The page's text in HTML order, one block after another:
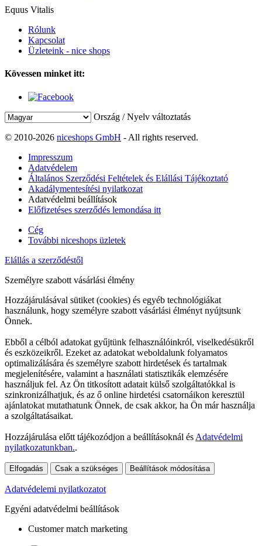
Equus Vitalis
Rólunk
Kapcsolat
Üzleteink - nice shops
Kövessen minket itt:
Ország / Nyelv változtatás
© 2010-2026 niceshops GmbH - All rights reserved.
Impresszum
Adatvédelem
Általános Szerződési Feltételek és Elállási Tájékoztató
Akadálymentesítési nyilatkozat
Adatvédelmi beállítások
Előfizetéses szerződés lemondása itt
Cég
További niceshops üzletek
Elállás a szerződéstől
Személyre szabott vásárlási élmény
Hozzájárulásával sütiket (cookies) és egyéb technológiákat
használunk, hogy személyre szabott vásárlási élményt nyújtsunk
Önnek.
Ebből a célból adatokat gyűjtünk felhasználóinkról, viselkedésükről
és eszközeikről. Ezeket az adatokat weboldalunk folyamatos
optimalizálására és személyre szabott hirdetések és tartalmak
megjelenítésére, valamint a használati statisztikák elemzésére
használjuk fel. Az Ön titkosított adatait külső szolgáltatókkal is
szinkronizálhatjuk, és az ő online hirdetési csatornáikon keresztül
ajánlatokat mutathatunk Önnek, de csak akkor, ha Ön már használja
a szolgáltatásaikat.
Hozzájárulása előtt tájékozódjon a beállításoknál és Adatvédelmi
nyilatkozatunkban..
Elfogadás Csak a szükséges Beállítások módosítása
Adatvédelemi nyilatkozatot
Egyéni adatvédelmi beállítások
Customer match marketing